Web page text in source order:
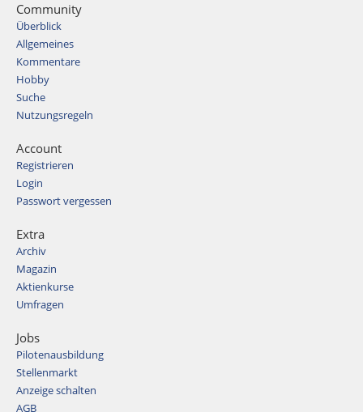
Community
Überblick
Allgemeines
Kommentare
Hobby
Suche
Nutzungsregeln
Account
Registrieren
Login
Passwort vergessen
Extra
Archiv
Magazin
Aktienkurse
Umfragen
Jobs
Pilotenausbildung
Stellenmarkt
Anzeige schalten
AGB